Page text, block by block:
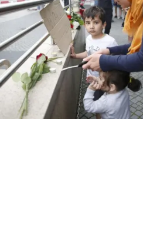
Bestbuy Furniture